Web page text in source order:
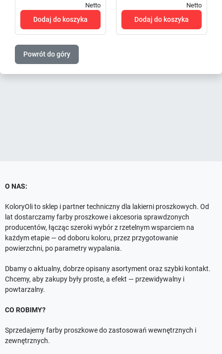
Netto
Dodaj do koszyka
Netto
Dodaj do koszyka
Powrót do góry
O NAS:
KoloryOli to sklep i partner techniczny dla lakierni proszkowych. Od
lat dostarczamy farby proszkowe i akcesoria sprawdzonych
producentów, łącząc szeroki wybór z rzetelnym wsparciem na
każdym etapie — od doboru koloru, przez przygotowanie
powierzchni, po parametry wypalania.
Dbamy o aktualny, dobrze opisany asortyment oraz szybki kontakt.
Chcemy, aby zakupy były proste, a efekt — przewidywalny i
powtarzalny.
CO ROBIMY?
Sprzedajemy farby proszkowe do zastosowań wewnętrznych i
zewnętrznych.